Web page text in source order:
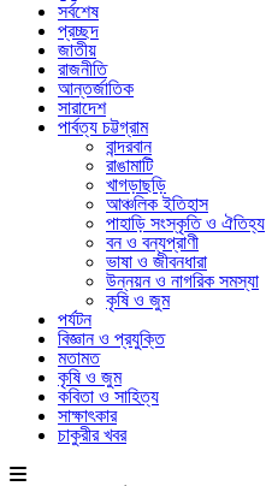
সর্বশেষ
প্রচ্ছদ
জাতীয়
রাজনীতি
আন্তর্জাতিক
সারাদেশ
পার্বত্য চট্টগ্রাম
বান্দরবান
রাঙামাটি
খাগড়াছড়ি
আঞ্চলিক ইতিহাস
পাহাড়ি সংস্কৃতি ও ঐতিহ্য
বন ও বন্যপ্রাণী
ভাষা ও জীবনধারা
উন্নয়ন ও নাগরিক সমস্যা
কৃষি ও জুম
পর্যটন
বিজ্ঞান ও প্রযুক্তি
মতামত
কৃষি ও জুম
কবিতা ও সাহিত্য
সাক্ষাৎকার
চাকুরীর খবর